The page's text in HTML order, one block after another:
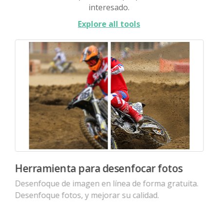
interesado.
Explore all tools
Herramienta para desenfocar fotos
Desenfoque de imagen en línea de forma gratuita.
Desenfoque fotos, y mejorar su calidad.